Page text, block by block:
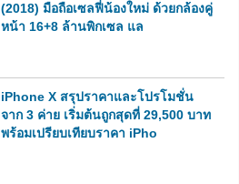
(2018) มือถือเซลฟี่น้องใหม่ ด้วยกล้องคู่
หน้า 16+8 ล้านพิกเซล แล
iPhone X สรุปราคาและโปรโมชั่น
จาก 3 ค่าย เริ่มต้นถูกสุดที่ 29,500 บาท
พร้อมเปรียบเทียบราคา iPho